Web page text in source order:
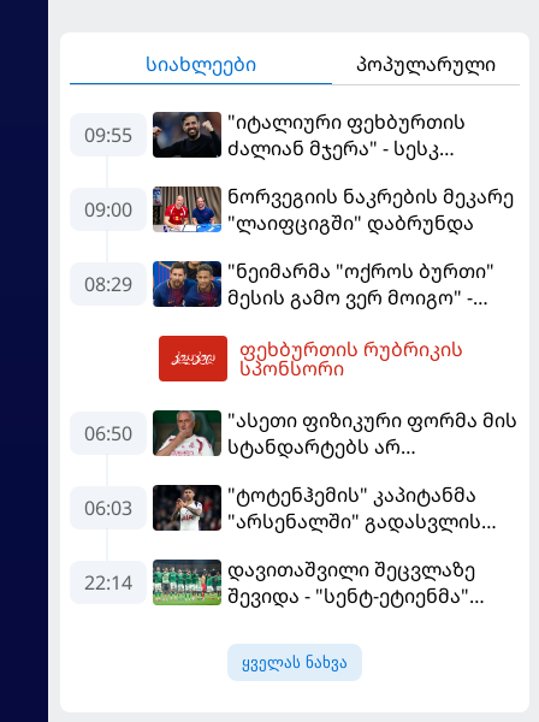
სიახლეები პოპულარული
09:55
"იტალიური ფეხბურთის
ძალიან მჯერა" - სესკ
09:00
ნორვეგიის ნაკრების მეკარე
"ლაიფციგში" დაბრუნდა
08:29
"ნეიმარმა "ოქროს ბურთი"
მესის გამო ვერ მოიგო" -
აგენტი
ფეხბურთის რუბრიკის
სპონსორი
06:50
"ასეთი ფიზიკური ფორმა მის
სტანდარტებს არ
"რეალის" ახალწვეული
გააკრიტიკა
06:03
"ტოტენჰემის" კაპიტანმა
"არსენალში" გადასვლის
22:14
დავითაშვილი შეცვლაზე
შევიდა - "სენტ-ეტიენმა"
ყველას ნახვა